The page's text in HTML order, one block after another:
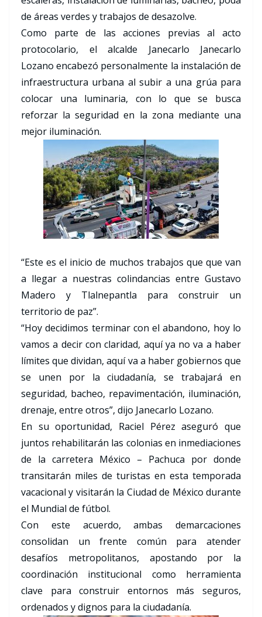
de áreas verdes y trabajos de desazolve.
Como parte de las acciones previas al acto
protocolario, el alcalde Janecarlo Janecarlo
Lozano encabezó personalmente la instalación de
infraestructura urbana al subir a una grúa para
colocar una luminaria, con lo que se busca
reforzar la seguridad en la zona mediante una
mejor iluminación.
“Este es el inicio de muchos trabajos que que van
a llegar a nuestras colindancias entre Gustavo
Madero y Tlalnepantla para construir un
territorio de paz”.
“Hoy decidimos terminar con el abandono, hoy lo
vamos a decir con claridad, aquí ya no va a haber
límites que dividan, aquí va a haber gobiernos que
se unen por la ciudadanía, se trabajará en
seguridad, bacheo, repavimentación, iluminación,
drenaje, entre otros”, dijo Janecarlo Lozano.
En su oportunidad, Raciel Pérez aseguró que
juntos rehabilitarán las colonias en inmediaciones
de la carretera México – Pachuca por donde
transitarán miles de turistas en esta temporada
vacacional y visitarán la Ciudad de México durante
el Mundial de fútbol.
Con este acuerdo, ambas demarcaciones
consolidan un frente común para atender
desafíos metropolitanos, apostando por la
coordinación institucional como herramienta
clave para construir entornos más seguros,
ordenados y dignos para la ciudadanía.